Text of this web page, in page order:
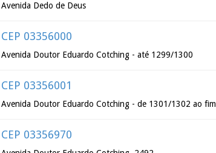
Avenida Dedo de Deus
CEP 03356000
Avenida Doutor Eduardo Cotching - até 1299/1300
CEP 03356001
Avenida Doutor Eduardo Cotching - de 1301/1302 ao fim
CEP 03356970